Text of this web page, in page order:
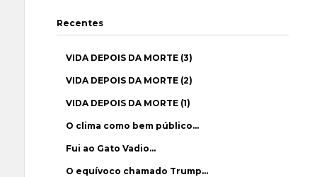
Recentes
VIDA DEPOIS DA MORTE (3)
VIDA DEPOIS DA MORTE (2)
VIDA DEPOIS DA MORTE (1)
O clima como bem público…
Fui ao Gato Vadio…
O equívoco chamado Trump…